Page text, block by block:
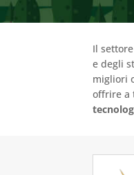
Il
e degli
migliori
offrire a